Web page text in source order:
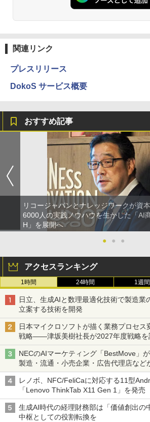
関連リンク
プレスリリース
DokoS サービス概要
おすすめ記事
リコージャパンとナレッジワークが資
6000人の実践ノウハウを生かした「AI
H」を展開へ
●
● ●
アクセスランキング
1時間 24時間 1週間
日立、生成AIと数理最適化技術で製造業
立案する技術を開発
日本マイクロソフトが描く業務プロセス
戦略――津坂美樹社長が2027年度戦略を
NECのAIマーケティング「BestMove」
製造・流通・小売企業・広告代理店など
レノボ、NFC/FeliCaに対応する11型
「Lenovo ThinkTab X11 Gen 1」を発売
生成AI時代の経理財務部は「価値創出
中枢としての役割転換を